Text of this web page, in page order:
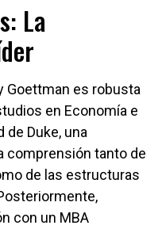
La
Goettman es robusta
en Economía e
de Duke, una
comprensión tanto de
de las estructuras
con un MBA